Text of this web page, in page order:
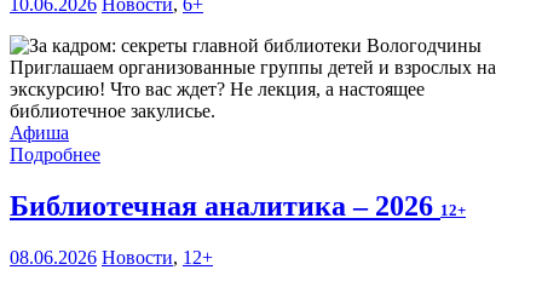
10.06.2026 Новости, 6+
Приглашаем организованные группы детей и взрослых на
экскурсию! Что вас ждет? Не лекция, а настоящее
библиотечное закулисье.
Афиша
Подробнее
Библиотечная аналитика – 2026 12+
08.06.2026 Новости, 12+